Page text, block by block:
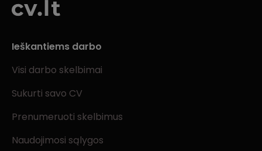
Ieškantiems darbo
Visi darbo skelbimai
Sukurti savo CV
Prenumeruoti skelbimus
Naudojimosi sąlygos